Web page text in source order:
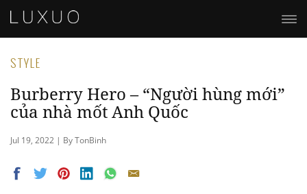
STYLE
Burberry Hero – “Người hùng mới”
của nhà mốt Anh Quốc
Jul 19, 2022 | By TonBinh